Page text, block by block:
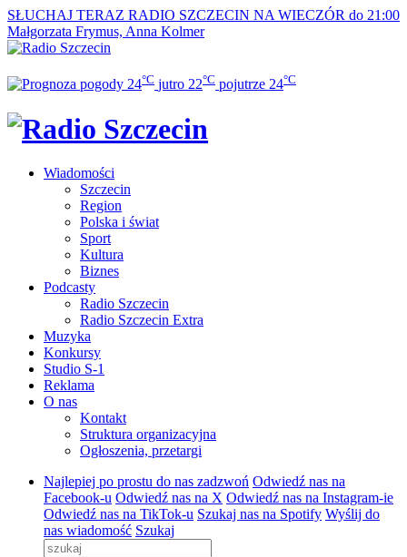
SŁUCHAJ TERAZ RADIO SZCZECIN NA WIECZÓR do 21:00
Małgorzata Frymus, Anna Kolmer
24°C jutro 22°C pojutrze 24°C
Wiadomości
Szczecin
Region
Polska i świat
Sport
Kultura
Biznes
Podcasty
Radio Szczecin
Radio Szczecin Extra
Muzyka
Konkursy
Studio S-1
Reklama
O nas
Kontakt
Struktura organizacyjna
Ogłoszenia, przetargi
Najlepiej po prostu do nas zadzwoń Odwiedź nas na
Facebook-u Odwiedź nas na X Odwiedź nas na Instagram-ie
Odwiedź nas na TikTok-u Szukaj nas na Spotify Wyślij do
nas wiadomość Szukaj